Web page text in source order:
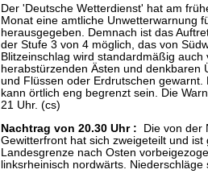
Der 'Deutsche Wetterdienst' hat am
Monat eine amtliche Unwetterwarnung
herausgegeben. Demnach ist das
der Stufe 3 von 4 möglich, das von
Blitzeinschlag wird standardmäßig
herabstürzenden Ästen und denkbaren
und Flüssen oder Erdrutschen gewarnt.
kann örtlich eng begrenzt sein. Die
21 Uhr. (cs)
Nachtrag von 20.30 Uhr : Die von der
Gewitterfront hat sich zweigeteilt und
Landesgrenze nach Osten
linksrheinisch nordwärts.